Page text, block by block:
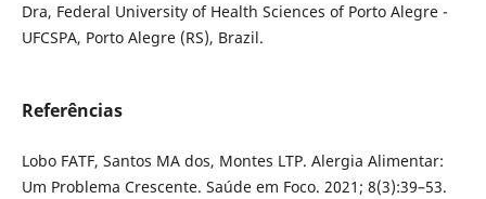
Dra, Federal University of Health Sciences of Porto Alegre -
UFCSPA, Porto Alegre (RS), Brazil.
Referências
Lobo FATF, Santos MA dos, Montes LTP. Alergia Alimentar:
Um Problema Crescente. Saúde em Foco. 2021; 8(3):39–53.